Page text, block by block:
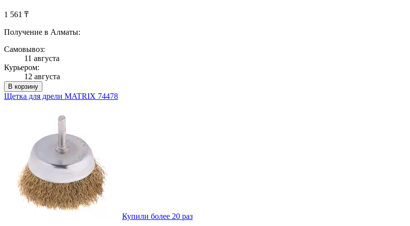
1 561 ₸
Получение в Алматы:
Самовывоз:
11 августа
Курьером:
12 августа
В корзину
Щетка для дрели MATRIX 74478
Купили более 20 раз